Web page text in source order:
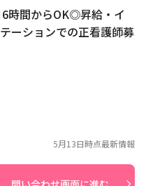
6時間からOK◎昇給・イ
ーションでの正看護師募
5月13日時点最新情報